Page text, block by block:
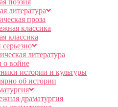
поэзия
литература
проза
классика
классика
литература
о войне
истории и культуры
об истории
драматургия